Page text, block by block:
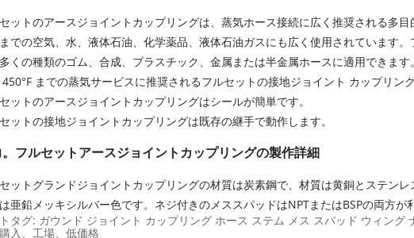
ットのアースジョイントカップリングは、蒸気ホース接続に広く推奨される多
での空気、水、液体石油、化学薬品、液体石油ガスにも広く使用されています
くの種類のゴム、合成、プラスチック、金属または半金属ホースに適用できます。
までの蒸気サービスに推奨されるフルセットの接地ジョイント カップリン
ットのアースジョイントカップリングはシールが簡単です。
ットの接地ジョイントカップリングは既存の継手で動作します。
フルセットアースジョイントカップリングの製作詳細
ットグランドジョイントカップリングの材質は炭素鋼で、材質は黄銅とステンレ
亜鉛メッキシルバー色です。ネジ付きのメススパッドはNPTまたはBSPの両方が
タグ: ガウンド ジョイント カップリング ホース ステム メス スパッド ウィング
入、工場、低価格